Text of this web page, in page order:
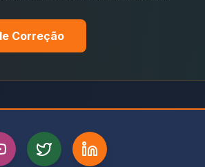
Correção